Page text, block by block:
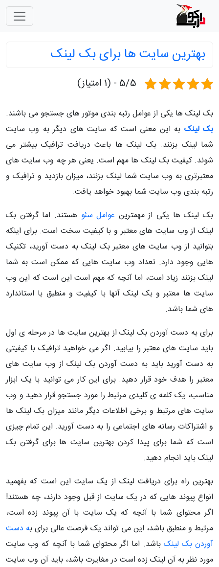
بهترین سایت ها برای بک لینک
5/5 - (1 امتیاز)
بک لینک ها یکی از عوامل رتبه بندی موتور های جستجو می باشند.
بک لینک به این معنی است که سایت های دیگر به وب سایت
شما لینک بزنند. بک لینک ها باعث دریافت ترافیک بیشتر می
شوند. کیفیت بک لینک ها مهم است. یعنی هر چه وب سایت های
معتبرتری به وب سایت شما لینک بزنند، میزان بازدید و ترافیک و
رتبه بندی وب سایت شما بهبود خواهد یافت.
بک لینک ها یکی از مهمترین عوامل سئو هستند. اما گرفتن بک
لینک از وب سایت های معتبر و با کیفیت سخت است. برای اینکه
بتوانید از وب سایت های معتبر بک لینک به دست آورید، تکنیک
هایی وجود دارد. تعداد وب سایت هایی که ممکن است به شما
لینک بزنند زیاد است، اما آنچه که مهم است این است که این وب
سایت ها معتبر و بک لینک آنها با کیفیت و منطبق با استاندارد
های شما باشد.
برای به دست آوردن بک لینک از بهترین سایت ها در مرحله ی اول
باید سایت های معتبر را بیابید. اگر می خواهید ترافیک با کیفیتی
به دست آورید باید به دست آوردن بک لینک از وب سایت های
معتبر را هدف خود قرار دهید. برای این کار می توانید با یک ابزار
مناسب، یک کلمه ی کلیدی مرتبط را مورد جستجو قرار دهید و وب
سایت های مرتبط و برخی اطلاعات دیگر مانند میزان بک لینک ها
و اشتراکات رسانه های اجتماعی را به دست آورید. این تمام چیزی
است که شما برای پیدا کردن بهترین سایت ها برای گرفتن بک
لینک باید انجام دهید.
بهترین راه برای دریافت لینک از یک سایت این است که بفهمید
انواع پیوند هایی که در یک سایت از قبل وجود دارند، چه هستند!
اگر محتوای شما با آنچه که یک سایت با آن پیوند زده است،
مرتبط و منطبق باشد، این می تواند یک فرصت عالی برای به دست
آوردن بک لینک باشد. اما اگر محتوای شما با آنچه که وب سایت
مورد نظر به آن لینک زده است در مغایرت باشد، باید آن وب سایت